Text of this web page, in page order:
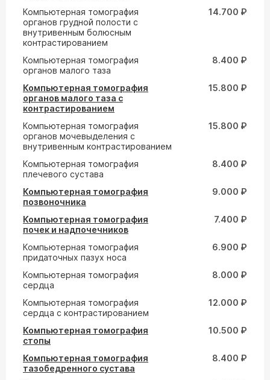
Компьютерная томография
органов грудной полости с
внутривенным болюсным
контрастированием
14.700 ₽
Компьютерная томография
органов малого таза
8.400 ₽
Компьютерная томография
органов малого таза с
контрастированием
15.800 ₽
Компьютерная томография
органов мочевыделения с
внутривенным контрастированием
15.800 ₽
Компьютерная томография
плечевого сустава
8.400 ₽
Компьютерная томография
позвоночника
9.000 ₽
Компьютерная томография
почек и надпочечников
7.400 ₽
Компьютерная томография
придаточных пазух носа
6.900 ₽
Компьютерная томография
сердца
8.000 ₽
Компьютерная томография
сердца с контрастированием
12.000 ₽
Компьютерная томография
стопы
10.500 ₽
Компьютерная томография
тазобедренного сустава
8.400 ₽